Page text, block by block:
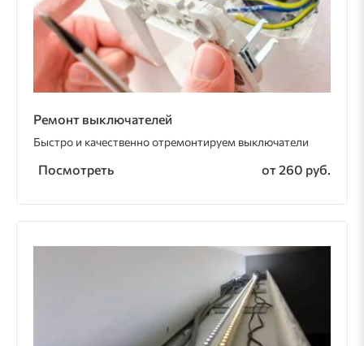
Ремонт выключателей
Быстро и качественно отремонтируем выключатели
Посмотреть от 260 руб.